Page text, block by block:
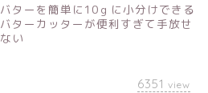
バターを簡単に10ｇに小分けできる
バターカッターが便利すぎて手放せ
ない
6351 view